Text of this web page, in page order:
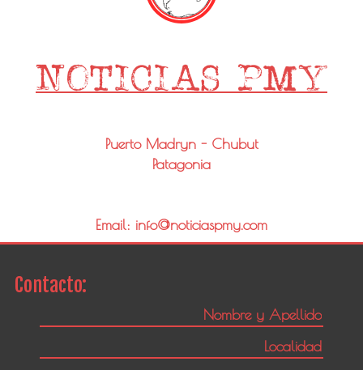
Puerto Madryn - Chubut
Patagonia
Email: info@noticiaspmy.com
Contacto: